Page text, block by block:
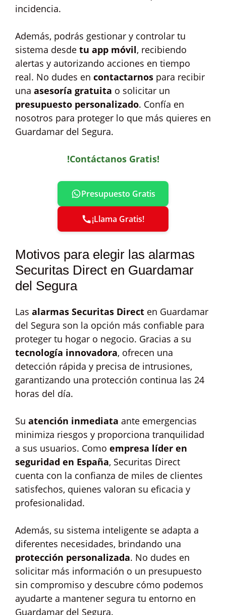
incidencia.
Además, podrás gestionar y controlar tu
sistema desde tu app móvil, recibiendo
alertas y autorizando acciones en tiempo
real. No dudes en contactarnos para recibir
una asesoría gratuita o solicitar un
presupuesto personalizado. Confía en
nosotros para proteger lo que más quieres en
Guardamar del Segura.
!Contáctanos Gratis!
Presupuesto Gratis
¡Llama Gratis!
Motivos para elegir las alarmas
Securitas Direct en Guardamar
del Segura
Las alarmas Securitas Direct en Guardamar
del Segura son la opción más confiable para
proteger tu hogar o negocio. Gracias a su
tecnología innovadora, ofrecen una
detección rápida y precisa de intrusiones,
garantizando una protección continua las 24
horas del día.
Su atención inmediata ante emergencias
minimiza riesgos y proporciona tranquilidad
a sus usuarios. Como empresa líder en
seguridad en España, Securitas Direct
cuenta con la confianza de miles de clientes
satisfechos, quienes valoran su eficacia y
profesionalidad.
Además, su sistema inteligente se adapta a
diferentes necesidades, brindando una
protección personalizada. No dudes en
solicitar más información o un presupuesto
sin compromiso y descubre cómo podemos
ayudarte a mantener segura tu entorno en
Guardamar del Segura.